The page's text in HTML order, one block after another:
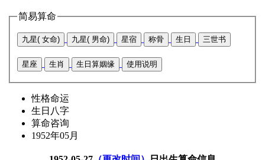
简易算命
九星( 女命) 九星( 男命) 星宿 称骨 生日 三世书
星座 生肖 生日算姻缘 使用说明
性格命运
生日八字
算命咨询
1952年05月